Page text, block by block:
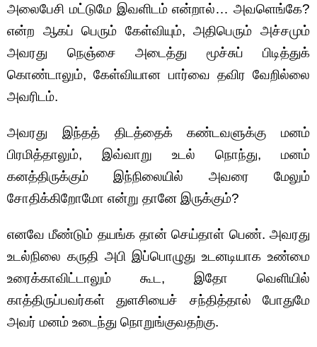
அலைபேசி மட்டுமே இவளிடம் என்றால்… அவளெங்கே?
என்ற ஆகப் பெரும் கேள்வியும், அதிபெரும் அச்சமும்
அவரது நெஞ்சை அடைத்து மூச்சுப் பிடித்துக்
கொண்டாலும், கேள்வியான பார்வை தவிர வேறில்லை
அவரிடம்.
அவரது இந்தத் திடத்தைக் கண்டவளுக்கு மனம்
பிரமித்தாலும், இவ்வாறு உடல் நொந்து, மனம்
கனத்திருக்கும் இந்நிலையில் அவரை மேலும்
சோதிக்கிறோமோ என்று தானே இருக்கும்?
எனவே மீண்டும் தயங்க தான் செய்தாள் பெண். அவரது
உடல்நிலை கருதி அபி இப்பொழுது உடனடியாக உண்மை
உரைக்காவிட்டாலும் கூட, இதோ வெளியில்
காத்திருப்பவர்கள் துளசியைச் சந்தித்தால் போதுமே
அவர் மனம் உடைந்து நொறுங்குவதற்கு.